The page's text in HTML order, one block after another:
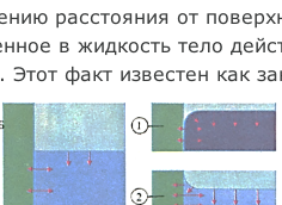
расстояния от
в жидкость тело
факт известен как